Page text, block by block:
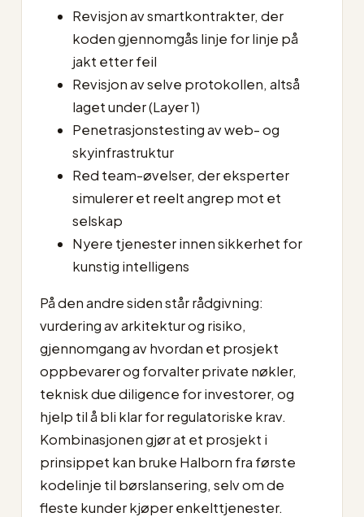
Revisjon av smartkontrakter, der
koden gjennomgås linje for linje på
jakt etter feil
Revisjon av selve protokollen, altså
laget under (Layer 1)
Penetrasjonstesting av web- og
skyinfrastruktur
Red team-øvelser, der eksperter
simulerer et reelt angrep mot et
selskap
Nyere tjenester innen sikkerhet for
kunstig intelligens
På den andre siden står rådgivning:
vurdering av arkitektur og risiko,
gjennomgang av hvordan et prosjekt
oppbevarer og forvalter private nøkler,
teknisk due diligence for investorer, og
hjelp til å bli klar for regulatoriske krav.
Kombinasjonen gjør at et prosjekt i
prinsippet kan bruke Halborn fra første
kodelinje til børslansering, selv om de
fleste kunder kjøper enkelttjenester.